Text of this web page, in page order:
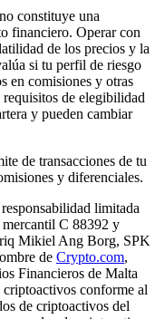
constituye una
financiero. Operar con
de los precios y la
si tu perfil de riesgo
en comisiones y otras
requisitos de elegibilidad
y pueden cambiar
de transacciones de tu
y diferenciales.
limitada
C 88392 y
Mikiel Ang Borg, SPK
de Crypto.com,
Financieros de Malta
conforme al
de criptoactivos del